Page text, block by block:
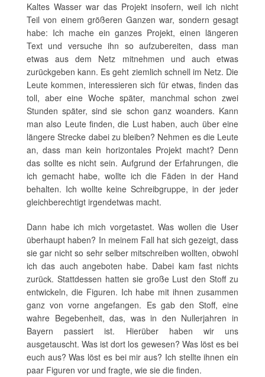
Kaltes Wasser war das Projekt insofern, weil ich nicht
Teil von einem größeren Ganzen war, sondern gesagt
habe: Ich mache ein ganzes Projekt, einen längeren
Text und versuche ihn so aufzubereiten, dass man
etwas aus dem Netz mitnehmen und auch etwas
zurückgeben kann. Es geht ziemlich schnell im Netz. Die
Leute kommen, interessieren sich für etwas, finden das
toll, aber eine Woche später, manchmal schon zwei
Stunden später, sind sie schon ganz woanders. Kann
man also Leute finden, die Lust haben, auch über eine
längere Strecke dabei zu bleiben? Nehmen es die Leute
an, dass man kein horizontales Projekt macht? Denn
das sollte es nicht sein. Aufgrund der Erfahrungen, die
ich gemacht habe, wollte ich die Fäden in der Hand
behalten. Ich wollte keine Schreibgruppe, in der jeder
gleichberechtigt irgendetwas macht.
Dann habe ich mich vorgetastet. Was wollen die User
überhaupt haben? In meinem Fall hat sich gezeigt, dass
sie gar nicht so sehr selber mitschreiben wollten, obwohl
ich das auch angeboten habe. Dabei kam fast nichts
zurück. Stattdessen hatten sie große Lust den Stoff zu
entwickeln, die Figuren. Ich habe mit ihnen zusammen
ganz von vorne angefangen. Es gab den Stoff, eine
wahre Begebenheit, das, was in den Nullerjahren in
Bayern passiert ist. Hierüber haben wir uns
ausgetauscht. Was ist dort los gewesen? Was löst es bei
euch aus? Was löst es bei mir aus? Ich stellte ihnen ein
paar Figuren vor und fragte, wie sie die finden.